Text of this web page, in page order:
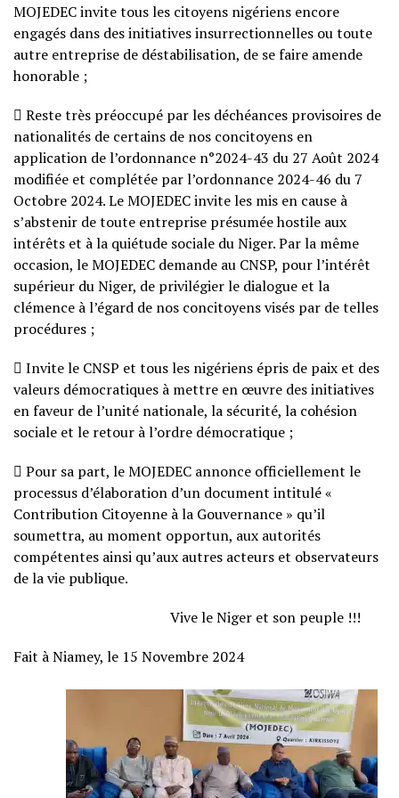
MOJEDEC invite tous les citoyens nigériens encore
engagés dans des initiatives insurrectionnelles ou toute
autre entreprise de déstabilisation, de se faire amende
honorable ;
 Reste très préoccupé par les déchéances provisoires de
nationalités de certains de nos concitoyens en
application de l’ordonnance n°2024-43 du 27 Août 2024
modifiée et complétée par l’ordonnance 2024-46 du 7
Octobre 2024. Le MOJEDEC invite les mis en cause à
s’abstenir de toute entreprise présumée hostile aux
intérêts et à la quiétude sociale du Niger. Par la même
occasion, le MOJEDEC demande au CNSP, pour l’intérêt
supérieur du Niger, de privilégier le dialogue et la
clémence à l’égard de nos concitoyens visés par de telles
procédures ;
 Invite le CNSP et tous les nigériens épris de paix et des
valeurs démocratiques à mettre en œuvre des initiatives
en faveur de l’unité nationale, la sécurité, la cohésion
sociale et le retour à l’ordre démocratique ;
 Pour sa part, le MOJEDEC annonce officiellement le
processus d’élaboration d’un document intitulé «
Contribution Citoyenne à la Gouvernance » qu’il
soumettra, au moment opportun, aux autorités
compétentes ainsi qu’aux autres acteurs et observateurs
de la vie publique.
Vive le Niger et son peuple !!!
Fait à Niamey, le 15 Novembre 2024